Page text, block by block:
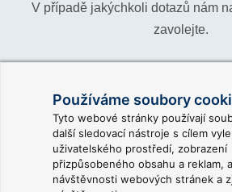
Používáme soubory
Tyto webové stránky používají
další sledovací nástroje s cílem
uživatelského prostředí, zobrazení
přizpůsobeného obsahu a reklam,
návštěvnosti webových stránek a
V případě jakýchkoli dotazů nám
zavolejte.
Informace:
Obchod:
Podpora:
info@reliance-
sales@reliance-
support@reliance-